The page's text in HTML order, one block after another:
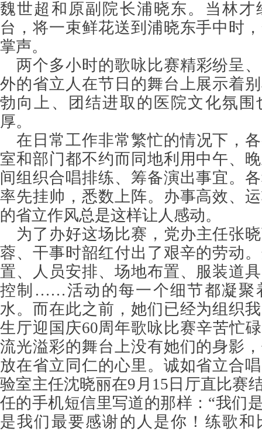
魏世超和原副院长浦晓东。当林
台，将一束鲜花送到浦晓东手中时
掌声。
两个多小时的歌咏比赛精彩纷呈
外的省立人在节日的舞台上展示着
勃向上、团结进取的医院文化氛围
厚。
在日常工作非常繁忙的情况下，
室和部门都不约而同地利用中午、
间组织合唱排练、筹备演出事宜。
率先挂帅，悉数上阵。办事高效、
的省立作风总是这样让人感动。
为了办好这场比赛，党办主任张
蓉、干事时韶红付出了艰辛的劳动
置、人员安排、场地布置、服装道
控制……活动的每一个细节都凝聚
水。而在此之前，她们已经为组织
生厅迎国庆60周年歌咏比赛辛苦忙
流光溢彩的舞台上没有她们的身影
放在省立同仁的心里。诚如省立合
验室主任沈晓丽在9月15日厅直比赛
任的手机短信里写道的那样：“我们
是我们最要感谢的人是你！练歌